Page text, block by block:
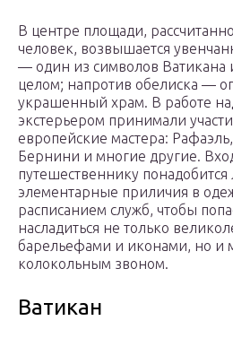
В центре площади,
человек, возвышается
— один из символов Ватикана
целом; напротив обелиска —
украшенный храм. В работе
экстерьером принимали
европейские мастера:
Бернини и многие другие.
путешественнику
элементарные приличия в
расписанием служб, чтобы
насладиться не только
барельефами и иконами, но и
колокольным звоном.
Ватикан